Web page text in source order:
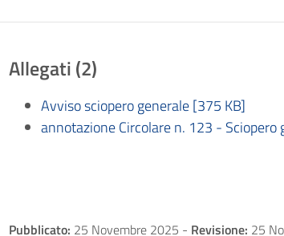
Allegati (2)
Avviso sciopero generale [375 KB]
annotazione Circolare n. 123 -
Pubblicato: 25 Novembre 2025 - Revisione: 25